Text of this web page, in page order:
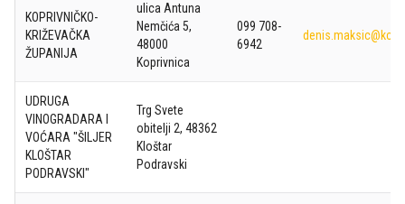
KOPRIVNIČKO-
KRIŽEVAČKA
ŽUPANIJA
ulica Antuna
Nemčića 5,
48000
Koprivnica
099 708-
6942
UDRUGA
VINOGRADARA I
VOĆARA "ŠILJER
KLOŠTAR
PODRAVSKI"
Trg Svete
obitelji 2, 48362
Kloštar
Podravski